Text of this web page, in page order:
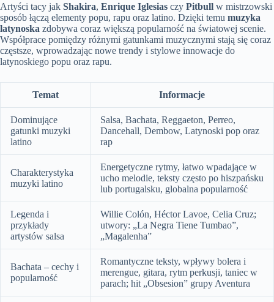
Artyści tacy jak Shakira, Enrique Iglesias czy Pitbull w mistrzowski
sposób łączą elementy popu, rapu oraz latino. Dzięki temu muzyka
latynoska zdobywa coraz większą popularność na światowej scenie.
Współprace pomiędzy różnymi gatunkami muzycznymi stają się coraz
częstsze, wprowadzając nowe trendy i stylowe innowacje do
latynoskiego popu oraz rapu.
Temat Informacje
Dominujące
gatunki muzyki
latino
Salsa, Bachata, Reggaeton, Perreo,
Dancehall, Dembow, Latynoski pop oraz
rap
Charakterystyka
muzyki latino
Energetyczne rytmy, łatwo wpadające w
ucho melodie, teksty często po hiszpańsku
lub portugalsku, globalna popularność
Legenda i
przykłady
artystów salsa
Willie Colón, Héctor Lavoe, Celia Cruz;
utwory: „La Negra Tiene Tumbao”,
„Magalenha”
Bachata – cechy i
popularność
Romantyczne teksty, wpływy bolera i
merengue, gitara, rytm perkusji, taniec w
parach; hit „Obsesion” grupy Aventura